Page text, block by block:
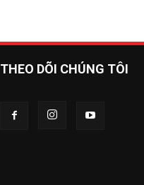
THEO DÕI CHÚNG TÔI